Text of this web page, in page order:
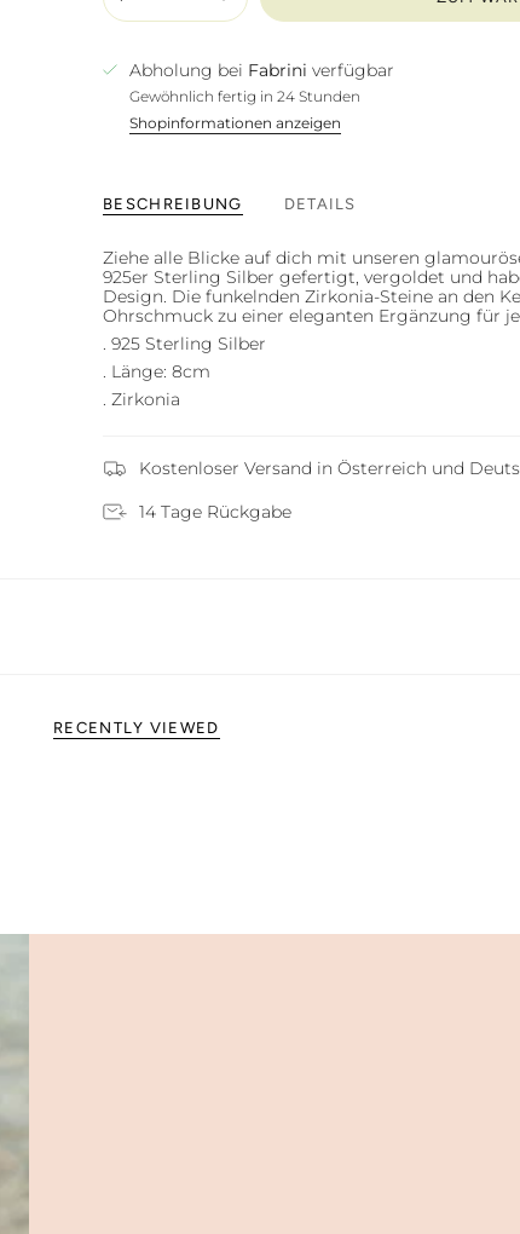
Abholung bei Fabrini verfügbar
Gewöhnlich fertig in 24 Stunden
Shopinformationen anzeigen
BESCHREIBUNG DETAILS
Ziehe alle Blicke auf dich mit unseren
925er Sterling Silber gefertigt, vergoldet und
Design. Die funkelnden Zirkonia-Steine ​​an den
Ohrschmuck zu einer eleganten Ergänzung für
. 925 Sterling Silber
. Länge: 8cm
. Zirkonia
Kostenloser Versand in Österreich und
14 Tage Rückgabe
RECENTLY VIEWED